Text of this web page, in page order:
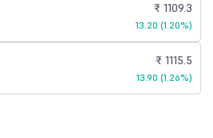
₹ 1109.3
13.20 (1.20%)
₹ 1115.5
13.90 (1.26%)